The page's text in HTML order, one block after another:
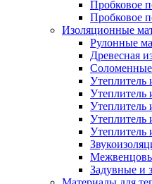
Пробковое
Пробковое
Изоляционные
Рулонные
Древесная
Утеплитель
Утеплитель
Утеплитель
Утеплитель
Утеплитель
Задувные и